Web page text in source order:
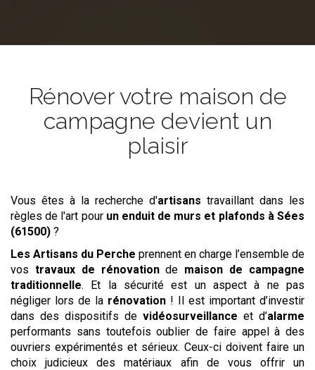
Rénover votre maison de
campagne devient un
plaisir
Vous êtes à la recherche d'artisans travaillant dans les
règles de l'art pour un enduit de murs et plafonds à Sées
(61500) ?
Les Artisans du Perche prennent en charge l’ensemble de
vos travaux de rénovationde maison de campagne
traditionnelle. Et la sécurité est un aspect à ne pas
négliger lors de la rénovation ! Il est important d’investir
dans des dispositifs de vidéosurveillance et d’alarme
performants sans toutefois oublier de faire appel à des
ouvriers expérimentés et sérieux. Ceux-ci doivent faire un
choix judicieux des matériaux afin de vous offrir un